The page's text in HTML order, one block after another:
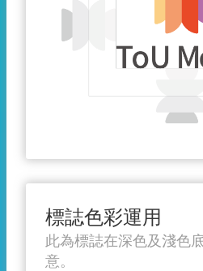
標誌色彩運用
此為標誌在深色及淺色
意。